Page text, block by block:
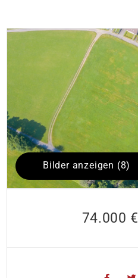
Bilder anzeigen (8)
74.000 €